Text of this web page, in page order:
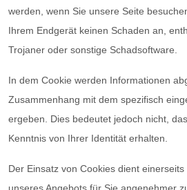
werden, wenn Sie unsere Seite
Ihrem Endgerät keinen Schaden an,
Trojaner oder sonstige Schadsoftware.
In dem Cookie werden Informationen
Zusammenhang mit dem spezifisch
ergeben. Dies bedeutet jedoch nicht,
Kenntnis von Ihrer Identität erhalten.
Der Einsatz von Cookies dient